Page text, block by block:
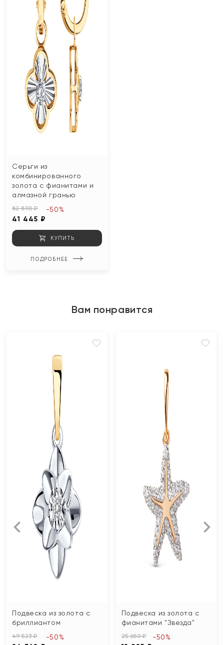
Серьги из
комбинированного
золота с фианитами и
алмазной гранью
82 890 ₽
41 445 ₽
-50%
КУПИТЬ
ПОДРОБНЕЕ
Вам понравится
Подвеска из золота с
бриллиантом
49 523 ₽ -50%
Подвеска из золота с
фианитами "Звезда"
25 650 ₽ -50%